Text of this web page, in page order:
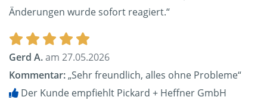
Änderungen wurde sofort reagiert.“
Gerd A.am 27.05.2026
Kommentar:„Sehr freundlich, alles ohne Probleme“
Der Kunde empfiehlt Pickard + Heffner GmbH